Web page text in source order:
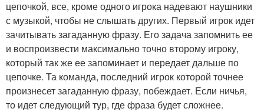
цепочкой, все, кроме одного игрока надевают наушники
с музыкой, чтобы не слышать других. Первый игрок идет
зачитывать загаданную фразу. Его задача запомнить ее
и воспроизвести максимально точно второму игроку,
который так же ее запоминает и передает дальше по
цепочке. Та команда, последний игрок которой точнее
произнесет загаданную фразу, побеждает. Если ничья,
то идет следующий тур, где фраза будет сложнее.